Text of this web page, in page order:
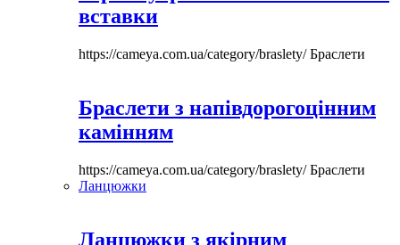
вставки
https://cameya.com.ua/category/braslety/Браслети
Браслети з напівдорогоцінним
камінням
https://cameya.com.ua/category/braslety/Браслети
Ланцюжки
Ланцюжки з якірним